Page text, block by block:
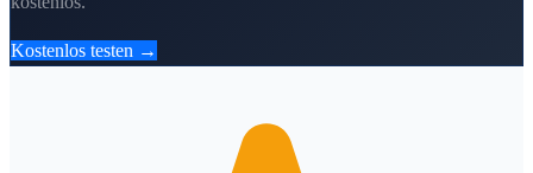
Kostenlos testen →